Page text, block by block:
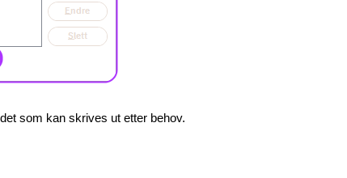
som kan skrives ut etter behov.